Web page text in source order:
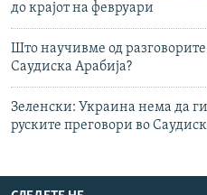
до крајот на февруари
Што научивме од
Саудиска Арабија?
Зеленски: Украина нема да
руските преговори во